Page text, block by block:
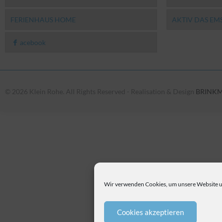
Wir verwenden Cookies, um unsere Website
Cookies akzeptieren
FERIENHAUS HOME
acebook
AKTIV DAS
© 2026 Klein Rohe. All Rights Reserved - Realisation & Design